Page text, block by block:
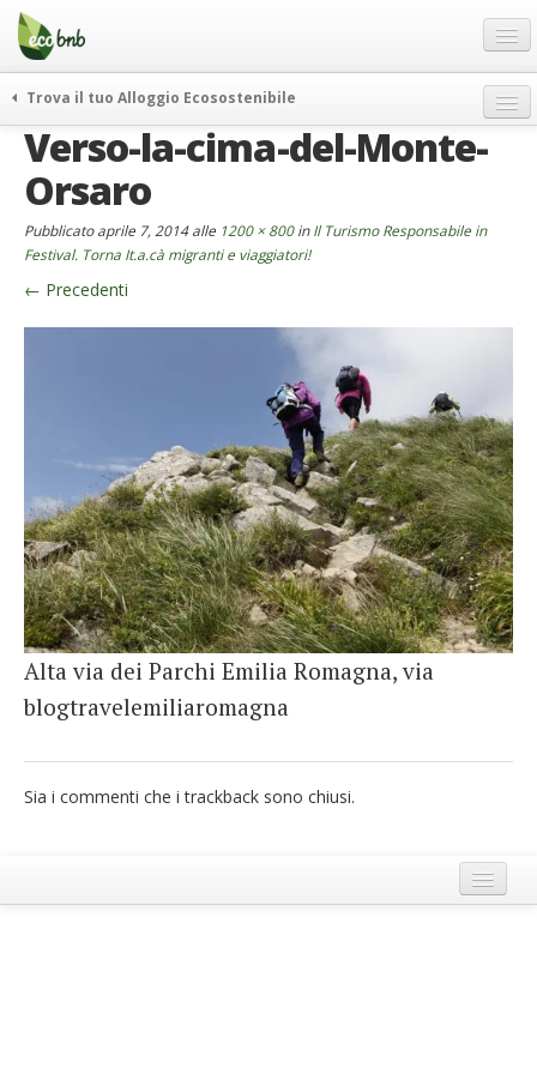
Menu
Salta
contenuto
Offerte Speciali
Regali
FAQ
Chi Siamo
Partner
English
Spanish
French
Italiano
Trova il tuo Alloggio Ecosostenibile
weekend green
curiosità
vivere e viaggiare verde
news ed eventi
Verso-la-cima-del-Monte-
Orsaro
Pubblicatoaprile 7, 2014alle 1200 × 800inIl Turismo Responsabile in
Festival. Torna It.a.cà migranti e viaggiatori!
← Precedenti
Alta via dei Parchi Emilia Romagna, via
blogtravelemiliaromagna
Sia i commenti che i trackback sono chiusi.